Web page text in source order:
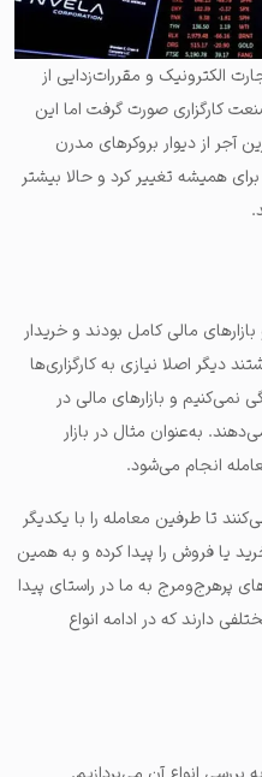
الکترونیک و مقررات‌زدایی از
کارگزاری صورت گرفت اما این
آجر از دیوار بروکرهای مدرن
1990 این صنعت برای همیشه تغییر کرد و حالا بیشتر
مالی کامل بودند و خریدار
دیگر اصلا نیازی به کارگزاری‌ها
نمی‌کنیم و بازارهای مالی در
به‌عنوان مثال در بازار
تا طرفین معامله را با یکدیگر
یا فروش را پیدا کرده و به همین
پرهرج‌ومرج به ما در راستای پیدا
دارند که در ادامه انواع